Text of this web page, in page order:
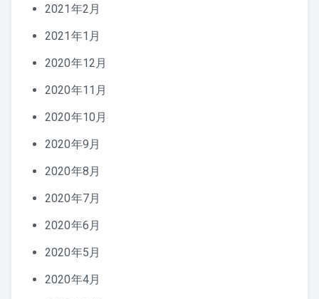
2021年2月
2021年1月
2020年12月
2020年11月
2020年10月
2020年9月
2020年8月
2020年7月
2020年6月
2020年5月
2020年4月